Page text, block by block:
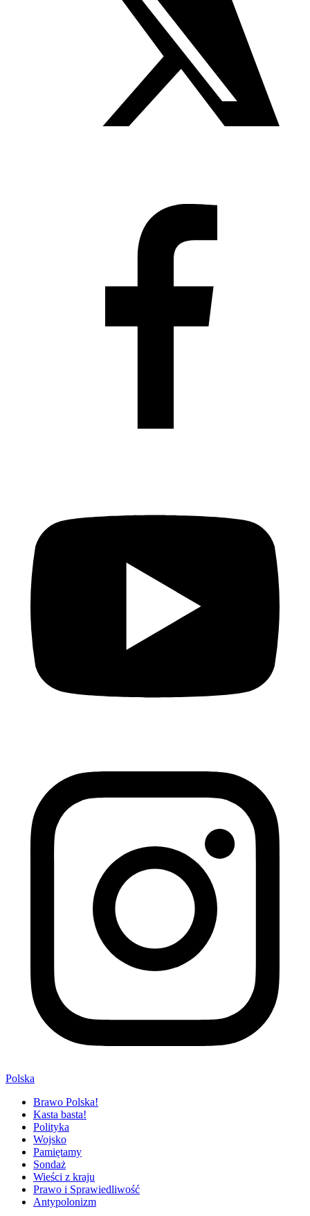
Polska
Brawo Polska!
Kasta basta!
Polityka
Wojsko
Pamiętamy
Sondaż
Wieści z kraju
Prawo i Sprawiedliwość
Antypolonizm